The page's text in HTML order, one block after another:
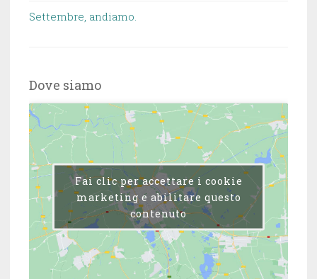
Settembre, andiamo.
Dove siamo
Fai clic per accettare i cookie
marketing e abilitare questo
contenuto